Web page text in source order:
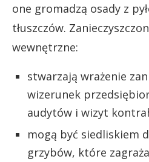
one gromadzą osady z
tłuszczów.
wewnętrzne:
stwarzają wrażenie
wizerunek
audytów i wizyt
mogą być siedliskiem
grzybów, które